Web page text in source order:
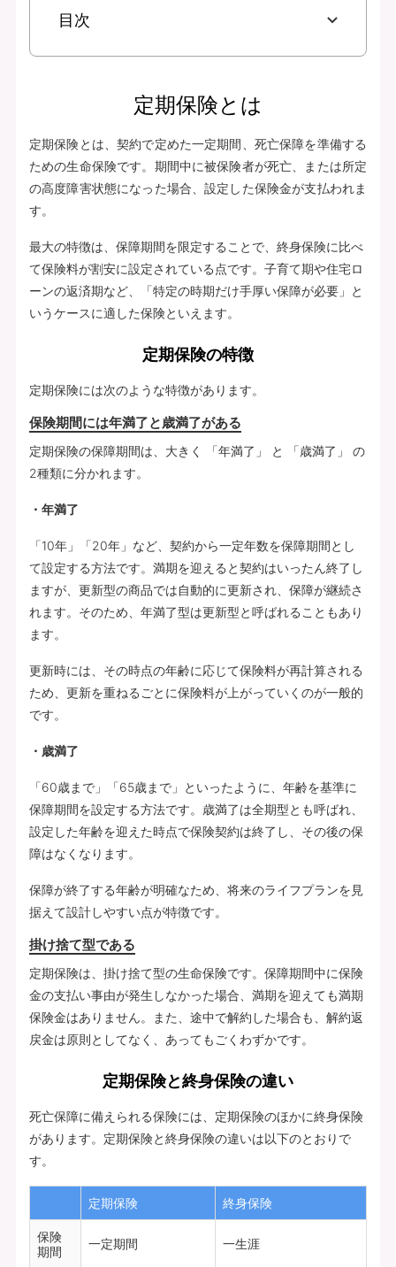
目次
定期保険とは
定期保険とは、契約で定めた一定期間、死亡保障を準備する
ための生命保険です。期間中に被保険者が死亡、または所定
の高度障害状態になった場合、設定した保険金が支払われま
す。
最大の特徴は、保障期間を限定することで、終身保険に比べ
て保険料が割安に設定されている点です。子育て期や住宅ロ
ーンの返済期など、「特定の時期だけ手厚い保障が必要」と
いうケースに適した保険といえます。
定期保険の特徴
定期保険には次のような特徴があります。
保険期間には年満了と歳満了がある
定期保険の保障期間は、大きく 「年満了」 と 「歳満了」 の
2種類に分かれます。
・年満了
「10年」「20年」など、契約から一定年数を保障期間とし
て設定する方法です。満期を迎えると契約はいったん終了し
ますが、更新型の商品では自動的に更新され、保障が継続さ
れます。そのため、年満了型は更新型と呼ばれることもあり
ます。
更新時には、その時点の年齢に応じて保険料が再計算される
ため、更新を重ねるごとに保険料が上がっていくのが一般的
です。
・歳満了
「60歳まで」「65歳まで」といったように、年齢を基準に
保障期間を設定する方法です。歳満了は全期型とも呼ばれ、
設定した年齢を迎えた時点で保険契約は終了し、その後の保
障はなくなります。
保障が終了する年齢が明確なため、将来のライフプランを見
据えて設計しやすい点が特徴です。
掛け捨て型である
定期保険は、掛け捨て型の生命保険です。保障期間中に保険
金の支払い事由が発生しなかった場合、満期を迎えても満期
保険金はありません。また、途中で解約した場合も、解約返
戻金は原則としてなく、あってもごくわずかです。
定期保険と終身保険の違い
死亡保障に備えられる保険には、定期保険のほかに終身保険
があります。定期保険と終身保険の違いは以下のとおりで
す。
定期保険 終身保険
保険
期間
一定期間 一生涯